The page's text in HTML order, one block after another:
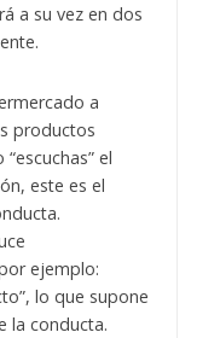
a su vez en dos
a
productos
el
este es el
ejemplo:
lo que supone
la conducta.